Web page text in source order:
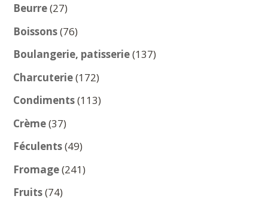
Beurre 2727
produits
Boissons 7676
produits
Boulangerie, patisserie 137137
Charcuterie 172172
produits
Condiments 113113
Crème 3737
produits
Féculents 4949
produits
Fromage 241241
Fruits 7474